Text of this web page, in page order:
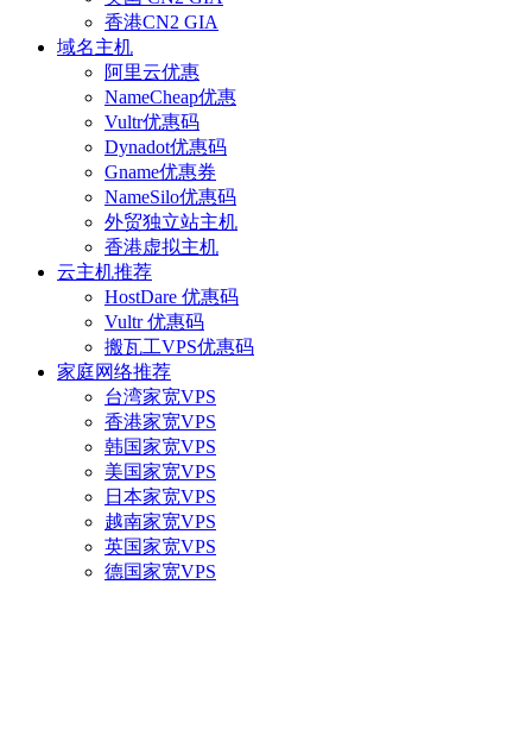
香港CN2 GIA
域名主机
阿里云优惠
NameCheap优惠
Vultr优惠码
Dynadot优惠码
Gname优惠券
NameSilo优惠码
外贸独立站主机
香港虚拟主机
云主机推荐
HostDare 优惠码
Vultr 优惠码
搬瓦工VPS优惠码
家庭网络推荐
台湾家宽VPS
香港家宽VPS
韩国家宽VPS
美国家宽VPS
日本家宽VPS
越南家宽VPS
英国家宽VPS
德国家宽VPS